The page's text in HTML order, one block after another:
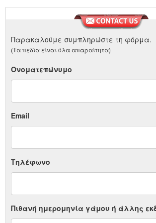
Παρακαλούμε συμπληρώστε τη φόρμα.
(Τα πεδία είναι όλα απαραίτητα)
Ονοματεπώνυμο
Email
Τηλέφωνο
Πιθανή ημερομηνία γάμου ή άλλης